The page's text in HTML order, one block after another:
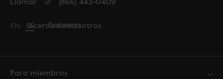
Acerca de nosotros
Carreras
Change language to English
EN Cambiar idioma a español
ES
Para miembros